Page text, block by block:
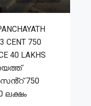
CENT 750
40 LAKHS
750
ലക്ഷം